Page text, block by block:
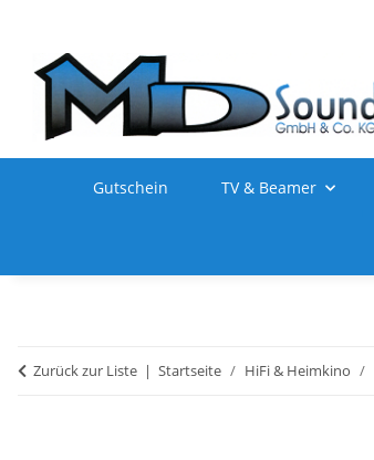
Gutschein TV & Beamer
Zurück zur Liste Startseite HiFi & Heimkino